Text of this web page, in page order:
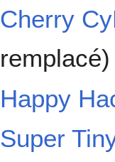
Cherry
remplacé)
Happy
Super